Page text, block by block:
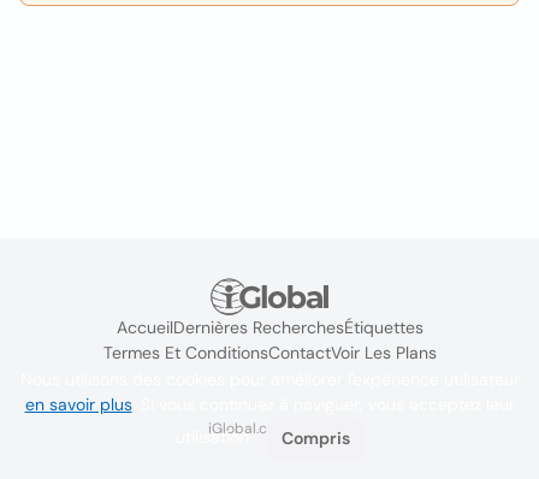
AccueilDernières RecherchesÉtiquettes
Termes Et ConditionsContactVoir Les Plans
iGlobal.co @ 2024
en savoir plus. Si vous continuez à naviguer, vous acceptez leur
utilisation.
Compris